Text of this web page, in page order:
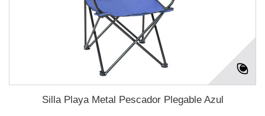
Silla Playa Metal Pescador Plegable Azul